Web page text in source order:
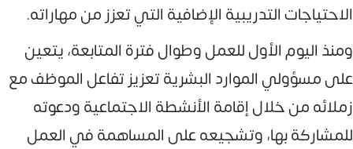
الاحتياجات التدريبية الإضافية التي تعزز من مهاراته.
ومنذ اليوم الأول للعمل وطوال فترة المتابعة، يتعين
على مسؤولي الموارد البشرية تعزيز تفاعل الموظف مع
زملائه من خلال إقامة الأنشطة الاجتماعية ودعوته
للمشاركة بها، وتشجيعه على المساهمة في العمل